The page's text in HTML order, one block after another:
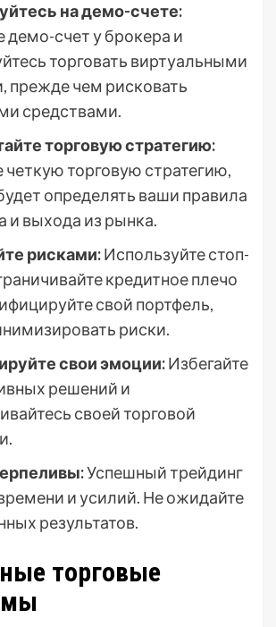
на демо-счете:
демо-счет у брокера и
торговать виртуальными
прежде чем рисковать
средствами.
торговую стратегию:
четкую торговую стратегию,
определять ваши правила
и выхода из рынка.
рисками:Используйте стоп-
кредитное плечо
свой портфель,
риски.
свои эмоции:Избегайте
решений и
своей торговой
Успешный трейдинг
и усилий. Не ожидайте
результатов.
торговые